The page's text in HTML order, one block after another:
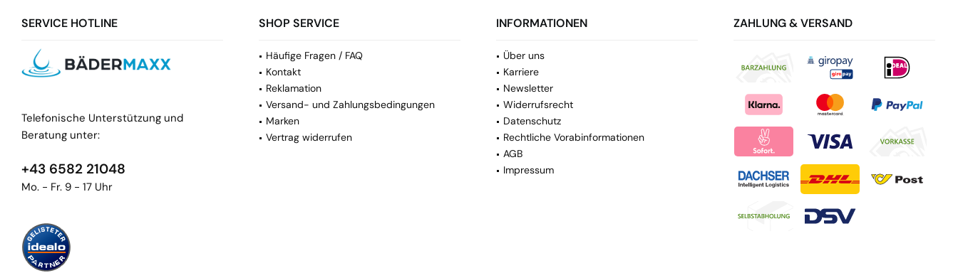
SERVICE HOTLINE
Telefonische Unterstützung und
Beratung unter:
+43 6582 21048
Mo. - Fr. 9 - 17 Uhr
SHOP SERVICE
Häufige Fragen / FAQ
Kontakt
Reklamation
Versand- und Zahlungsbedingungen
Marken
Vertrag widerrufen
INFORMATIONEN
Über uns
Karriere
Newsletter
Widerrufsrecht
Datenschutz
Rechtliche Vorabinformationen
AGB
Impressum
ZAHLUNG & VERSAND